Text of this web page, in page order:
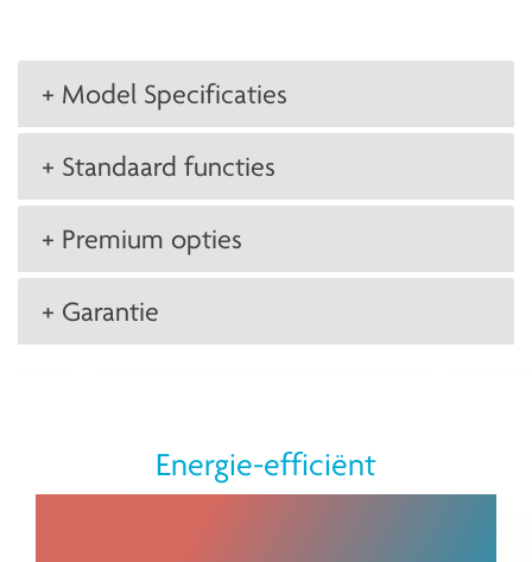
+ Model Specificaties
+ Standaard functies
+ Premium opties
+ Garantie
Energie-efficiënt